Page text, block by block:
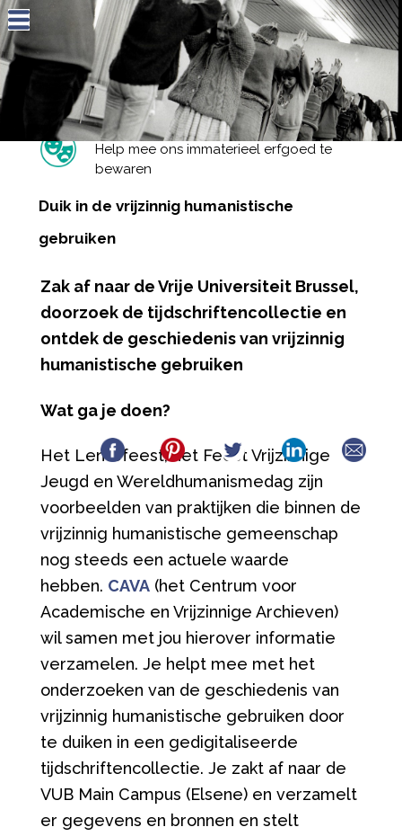
Jump to navigation
Help mee ons immaterieel erfgoed te
bewaren
Duik in de vrijzinnig humanistische
gebruiken
Zak af naar de Vrije Universiteit Brussel,
doorzoek de tijdschriftencollectie en
ontdek de geschiedenis van vrijzinnig
humanistische gebruiken
Wat ga je doen?
Het Lentefeest, het Feest Vrijzinnige
Jeugd en Wereldhumanismedag zijn
voorbeelden van praktijken die binnen de
vrijzinnig humanistische gemeenschap
nog steeds een actuele waarde
hebben. CAVA(het Centrum voor
Academische en Vrijzinnige Archieven)
wil samen met jou hierover informatie
verzamelen. Je helpt mee met het
onderzoeken van de geschiedenis van
vrijzinnig humanistische gebruiken door
te duiken in een gedigitaliseerde
tijdschriftencollectie. Je zakt af naar de
VUB Main Campus (Elsene) en verzamelt
er gegevens en bronnen en stelt